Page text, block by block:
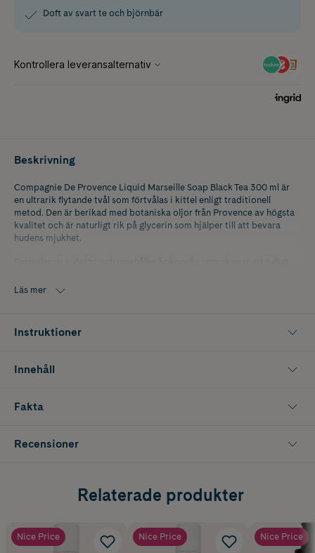
Doft av svart te och björnbär
Beskrivning
Compagnie De Provence Liquid Marseille Soap Black Tea 300 ml är
en ultrarik flytande tvål som förtvålas i kittel enligt traditionell
metod. Den är berikad med botaniska oljor från Provence av högsta
kvalitet och är naturligt rik på glycerin som hjälper till att bevara
hudens mjukhet.
kombination med den matchande handkrämen.
Läs mer
Instruktioner
Innehåll
Fakta
Recensioner
Relaterade produkter
Nice Price Nice Price Nice Price